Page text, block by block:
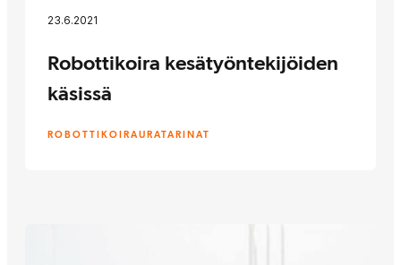
23.6.2021
ROBOTTIKOIRAURATARINAT
Robottikoira kesätyöntekijöiden
käsissä